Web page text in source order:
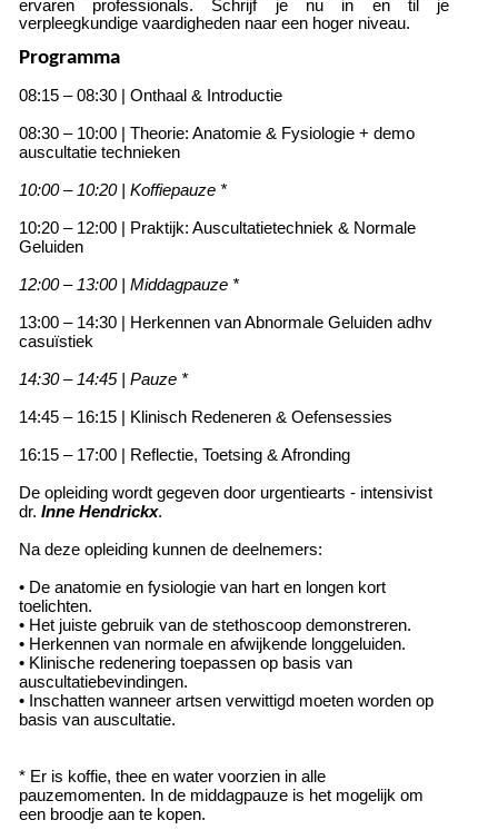
ervaren professionals. Schrijf je nu in en til je
verpleegkundige vaardigheden naar een hoger niveau.
Programma
08:15 – 08:30 | Onthaal & Introductie
08:30 – 10:00 | Theorie: Anatomie & Fysiologie + demo
auscultatie technieken
10:00 – 10:20 | Koffiepauze *
10:20 – 12:00 | Praktijk: Auscultatietechniek & Normale
Geluiden
12:00 – 13:00 | Middagpauze *
13:00 – 14:30 | Herkennen van Abnormale Geluiden adhv
casuïstiek
14:30 – 14:45 | Pauze *
14:45 – 16:15 | Klinisch Redeneren & Oefensessies
16:15 – 17:00 | Reflectie, Toetsing & Afronding
De opleiding wordt gegeven door urgentiearts - intensivist
dr. Inne Hendrickx.
Na deze opleiding kunnen de deelnemers:
• De anatomie en fysiologie van hart en longen kort
toelichten.
• Het juiste gebruik van de stethoscoop demonstreren.
• Herkennen van normale en afwijkende longgeluiden.
• Klinische redenering toepassen op basis van
auscultatiebevindingen.
• Inschatten wanneer artsen verwittigd moeten worden op
basis van auscultatie.
* Er is koffie, thee en water voorzien in alle
pauzemomenten. In de middagpauze is het mogelijk om
een broodje aan te kopen.